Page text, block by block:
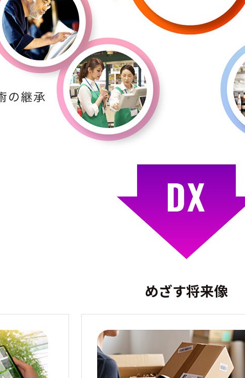
めざす将来像